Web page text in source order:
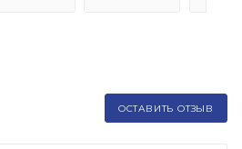
ОСТАВИТЬ ОТЗЫВ